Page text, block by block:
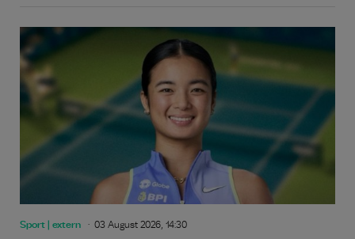
Sport | extern 03 August 2026, 14:30